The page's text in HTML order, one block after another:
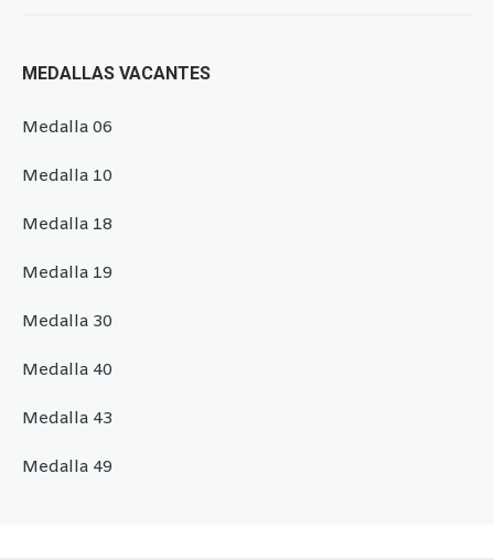
MEDALLAS VACANTES
Medalla 06
Medalla 10
Medalla 18
Medalla 19
Medalla 30
Medalla 40
Medalla 43
Medalla 49